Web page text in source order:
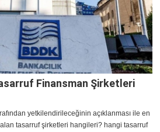
Finansman Şirketleri
yetkilendirileceğinin açıklanması ile en
tasarruf şirketleri hangileri? hangi tasarruf